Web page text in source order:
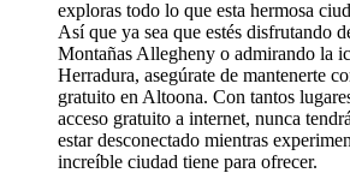
exploras todo lo que esta hermosa
Así que ya sea que estés disfrutando
Montañas Allegheny o admirando la
Herradura, asegúrate de mantenerte
gratuito en Altoona. Con tantos
acceso gratuito a internet, nunca
estar desconectado mientras
increíble ciudad tiene para ofrecer.